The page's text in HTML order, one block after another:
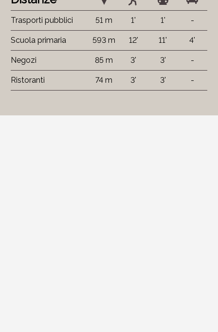
Trasporti pubblici 51 m 1' 1' -
Scuola primaria 593 m 12' 11' 4'
Negozi 85 m 3' 3' -
Ristoranti 74 m 3' 3' -